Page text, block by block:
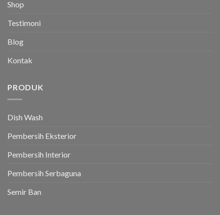
Shop
Testimoni
Blog
Kontak
PRODUK
Dish Wash
Pembersih Eksterior
Pembersih Interior
Pembersih Serbaguna
Semir Ban